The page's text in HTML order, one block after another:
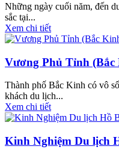
Những ngày cuối năm, đến
sắc tại...
Xem chi tiết
Vương Phủ Tỉnh (Bắc
Thành phố Bắc Kinh có vô
khách du lịch...
Xem chi tiết
Kinh Nghiệm Du lịch